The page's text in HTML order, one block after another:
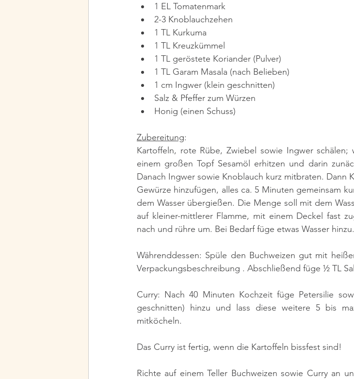
1 EL Tomatenmark
2-3 Knoblauchzehen
1 TL Kurkuma
1 TL Kreuzkümmel
1 TL geröstete Koriander (Pulver)
1 TL Garam Masala (nach Belieben)
1 cm Ingwer (klein geschnitten)
Salz & Pfeffer zum Würzen
Honig (einen Schuss)
Zubereitung:
Kartoffeln, rote Rübe, Zwiebel sowie Ingwer schälen;
einem großen Topf Sesamöl erhitzen und darin
Gewürze hinzufügen, alles ca. 5 Minuten gemeinsam
dem Wasser übergießen. Die Menge soll mit dem
auf kleiner-mittlerer Flamme, mit einem Deckel fast
nach und rühre um. Bei Bedarf füge etwas Wasser hinzu.
Währenddessen: Spüle den Buchweizen gut mit
Verpackungsbeschreibung . Abschließend füge ½ TL
Curry: Nach 40 Minuten Kochzeit füge Petersilie
geschnitten) hinzu und lass diese weitere 5 bis
mitköcheln.
Das Curry ist fertig, wenn die Kartoffeln bissfest sind!
Richte auf einem Teller Buchweizen sowie Curry an